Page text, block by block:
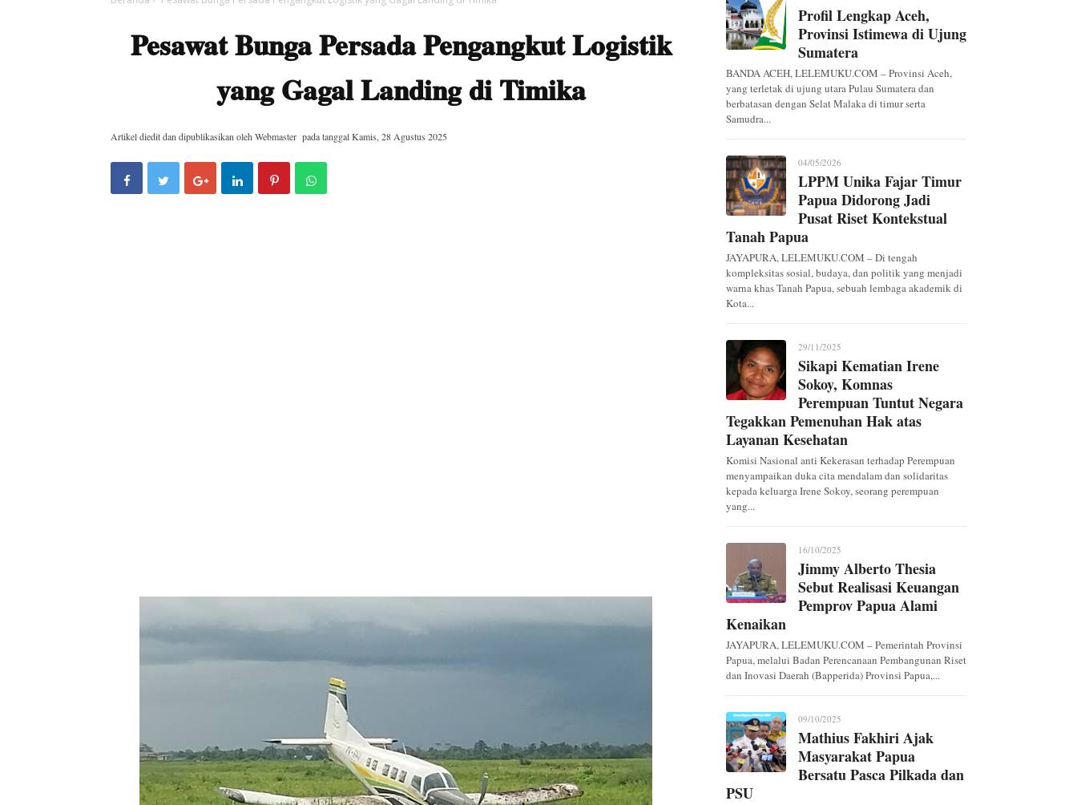
Pesawat Bunga Persada Pengangkut Logistik
yang Gagal Landing di Timika
Artikel diedit dan dipublikasikan oleh Webmaster pada tanggalKamis, 28 Agustus 2025
Profil Lengkap Aceh,
Provinsi Istimewa di Ujung
Sumatera
BANDA ACEH, LELEMUKU.COM – Provinsi Aceh,
yang terletak di ujung utara Pulau Sumatera dan
berbatasan dengan Selat Malaka di timur serta
Samudra...
04/05/2026
LPPM Unika Fajar Timur
Papua Didorong Jadi
Pusat Riset Kontekstual
Tanah Papua
JAYAPURA, LELEMUKU.COM – Di tengah
kompleksitas sosial, budaya, dan politik yang menjadi
warna khas Tanah Papua, sebuah lembaga akademik di
Kota...
29/11/2025
Sikapi Kematian Irene
Sokoy, Komnas
Perempuan Tuntut Negara
Tegakkan Pemenuhan Hak atas
Layanan Kesehatan
Komisi Nasional anti Kekerasan terhadap Perempuan
menyampaikan duka cita mendalam dan solidaritas
kepada keluarga Irene Sokoy, seorang perempuan
yang...
16/10/2025
Jimmy Alberto Thesia
Sebut Realisasi Keuangan
Pemprov Papua Alami
Kenaikan
JAYAPURA, LELEMUKU.COM – Pemerintah Provinsi
Papua, melalui Badan Perencanaan Pembangunan Riset
dan Inovasi Daerah (Bapperida) Provinsi Papua,...
09/10/2025
Mathius Fakhiri Ajak
Masyarakat Papua
Bersatu Pasca Pilkada dan
PSU